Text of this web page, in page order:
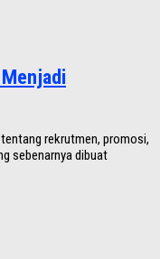
rekrutmen, promosi,
sebenarnya dibuat